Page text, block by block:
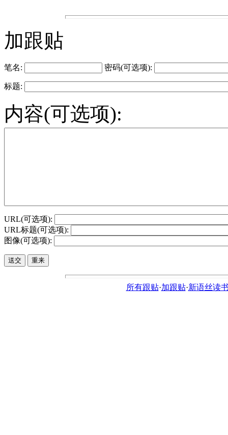
加跟贴
笔名: 密码(可选项):
标题:
内容(可选项):
URL(可选项):
URL标题(可选项):
图像(可选项):
所有跟贴·加跟贴·新语丝读